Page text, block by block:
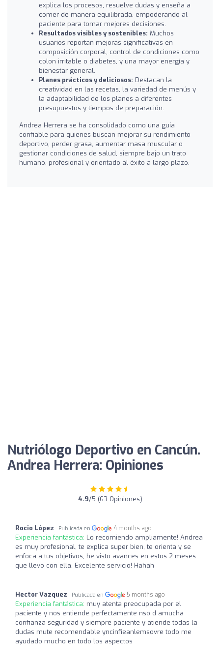
explica los procesos, resuelve dudas y enseña a
comer de manera equilibrada, empoderando al
paciente para tomar mejores decisiones.
Resultados visibles y sostenibles: Muchos
usuarios reportan mejoras significativas en
composición corporal, control de condiciones como
colon irritable o diabetes, y una mayor energía y
bienestar general.
Planes prácticos y deliciosos: Destacan la
creatividad en las recetas, la variedad de menús y
la adaptabilidad de los planes a diferentes
presupuestos y tiempos de preparación.
Andrea Herrera se ha consolidado como una guía
confiable para quienes buscan mejorar su rendimiento
deportivo, perder grasa, aumentar masa muscular o
gestionar condiciones de salud, siempre bajo un trato
humano, profesional y orientado al éxito a largo plazo.
Nutriólogo Deportivo en Cancún.
Andrea Herrera: Opiniones
4.9/5 (63 Opiniones)
Rocio López Publicada en 4 months ago
Experiencia fantástica: Lo recomiendo ampliamente! Andrea
es muy profesional, te explica super bien, te orienta y se
enfoca a tus objetivos, he visto avances en estos 2 meses
que llevo con ella. Excelente servicio! Hahah
Hector Vazquez Publicada en 5 months ago
Experiencia fantástica: muy atenta preocupada por el
paciente y nos entiende perfectamente nso d amucha
confianza seguridad y siempre paciente y atiende todas la
dudas mute recomendable yncinfieanlemsovre todo me
ayudado mucho en todo los aspectos